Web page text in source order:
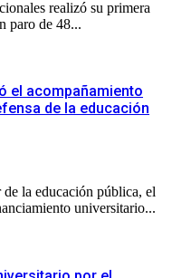
realizó su primera
paro de 48...
el acompañamiento
de la educación
la educación pública, el
universitario...